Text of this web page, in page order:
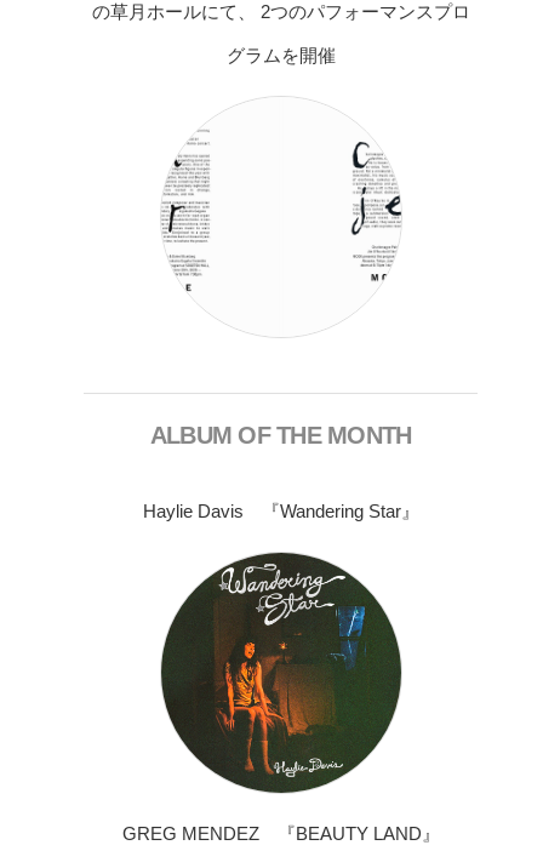
の草月ホールにて、 2つのパフォーマンスプロ
グラムを開催
ALBUM OF THE MONTH
Haylie Davis 『Wandering Star』
GREG MENDEZ 『BEAUTY LAND』